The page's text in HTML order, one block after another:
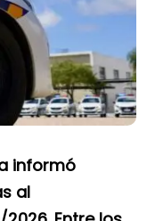
informó
al